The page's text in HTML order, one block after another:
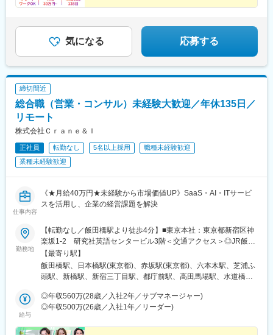
守谷駅、水海道駅、宇都宮駅、小山駅、栃木駅、足利駅、佐野
駅、前橋駅、太田駅(群馬県)、伊勢崎駅、桐生駅、館林駅、川口元
郷駅、川越駅、所沢駅、越谷駅、草加駅、春日部駅、上尾駅、熊
谷駅、浦和駅、新座駅、狭山市駅、入間市駅、三郷駅(埼玉県)、深
駅、葛西駅、北千住駅、荻窪駅、大山駅(東京都)、八王子駅、豊洲
駅、亀有駅、町田駅、品川駅、赤羽駅、新宿三丁目駅、中野駅(東
京都)、池袋駅、目黒駅、錦糸町駅、六本木駅、渋谷駅、調布駅、
上野駅、小平駅、立川駅、日本橋駅(東京都)、吉祥寺駅、多摩セン
ター駅、青梅駅、国分寺駅、武蔵小金井駅、昭島駅、東京駅、国
駅、五井駅、千葉駅、流山おおたかの森駅、八千代台駅、習志野
駅、浦安駅(千葉県)、愛宕駅(千葉県)、木更津駅、成田駅、我孫子
駅、鎌ケ谷駅、印西牧の原駅、四街道駅、銚子駅、藤沢駅、横須
川県)、本厚木駅、小田原駅、鎌倉駅、秦野駅、座間駅、伊勢原
駅、逗子駅、三崎口駅、長野駅、松本駅、上田駅、佐久平駅、飯
府駅、竜王駅、石和温泉駅、富士山駅、山梨市駅、都留市駅、韮
崎駅、大月駅、富山駅、越中中川駅、砺波駅、黒部駅、魚津駅、
滑川駅、金沢駅、福井駅(福井県)、敦賀駅、浜松駅、静岡駅、富士
駅、沼津駅、磐田駅、藤枝駅、岡崎駅、豊橋駅、名古屋駅、刈谷
市駅、名鉄一宮駅、三河安城駅、岐阜駅、各務ケ原駅、多治見
駅、可児駅、四日市駅、津駅、名張駅、布施駅、豊中駅、吹田駅
(東海道本線)、梅田駅(地下鉄)、茨木駅、京都駅、宇治駅(奈良
線)、亀岡駅、奈良駅、天理駅、和歌山駅、姫路駅、西宮駅(ＪＲ
線)、尼崎駅(東海道本線)、明石駅、神戸駅(兵庫県)、宝塚駅、伊丹
気になる 応募する
締切間近
総合職（営業・コンサル）未経験大歓迎／年休135日／
リモート
株式会社Ｃｒａｎｅ＆Ｉ
正社員 転勤なし 5名以上採用
職種未経験歓迎
業種未経験歓迎
仕事内容
《★月給40万円★未経験から市場価値UP》SaaS・AI・ITサービ
スを活用し、企業の経営課題を解決
勤務地
【転勤なし／飯田橋駅より徒歩4分】■東京本社：東京都新宿区神
楽坂1-2 研究社英語センタービル3階＜交通アクセス＞◎JR飯田
橋駅 西口より徒歩4分◎東京メトロ飯田橋駅 B3出口より徒歩4分※
担当プロジェクトにより、将来的にリモートワーク（在宅勤務）
も可能です！
【最寄り駅】
飯田橋駅、日本橋駅(東京都)、赤坂駅(東京都)、六本木駅、芝浦ふ
頭駅、新橋駅、新宿三丁目駅、都庁前駅、高田馬場駅、水道橋
青海駅(東京都)、豊洲駅、有明駅(東京都)、亀戸駅、木場駅(東京
都)、天王洲アイル駅、立会川駅、大崎広小路駅、自由が丘駅、蒲
駅、明治神宮前駅、原宿駅、恵比寿駅、中野駅(東京都)、荻窪駅、
給与
◎年収560万(28歳／入社2年／サブマネージャー)
◎年収500万(26歳／入社1年／リーダー)